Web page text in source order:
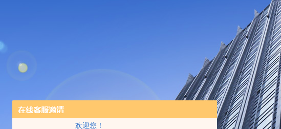
欢迎您！